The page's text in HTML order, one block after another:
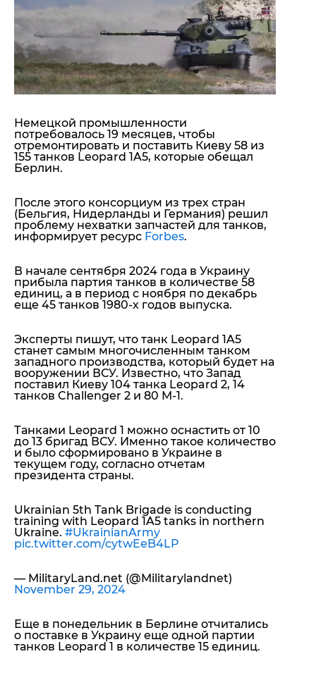
"ЛНР"
Оккупация Крыма
Новости Крыма
Донбасс
Армия Украины
Стиль Диалога
Шоу-биз
Культура
Общество
Пресс-релизы Авторское
ИноСМИ
Немецкой промышленности
потребовалось 19 месяцев, чтобы
отремонтировать и поставить Киеву 58 из
155 танков Leopard 1A5, которые обещал
Берлин.
После этого консорциум из трех стран
(Бельгия, Нидерланды и Германия) решил
проблему нехватки запчастей для танков,
информирует ресурс Forbes.
В начале сентября 2024 года в Украину
прибыла партия танков в количестве 58
единиц, а в период с ноября по декабрь
еще 45 танков 1980-х годов выпуска.
Эксперты пишут, что танк Leopard 1A5
станет самым многочисленным танком
западного производства, который будет на
вооружении ВСУ. Известно, что Запад
поставил Киеву 104 танка Leopard 2, 14
танков Challenger 2 и 80 М-1.
Танками Leopard 1 можно оснастить от 10
до 13 бригад ВСУ. Именно такое количество
и было сформировано в Украине в
текущем году, согласно отчетам
президента страны.
Ukrainian 5th Tank Brigade is conducting
training with Leopard 1A5 tanks in northern
Ukraine. #UkrainianArmy
pic.twitter.com/cytwEeB4LP
— MilitaryLand.net (@Militarylandnet)
November 29, 2024
Еще в понедельник в Берлине отчитались
о поставке в Украину еще одной партии
танков Leopard 1 в количестве 15 единиц.